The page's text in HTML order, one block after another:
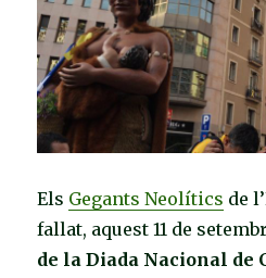
Els Gegants Neolítics de
fallat, aquest 11 de
de la Diada Nacional de